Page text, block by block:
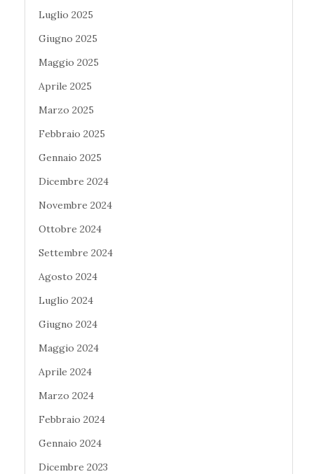
Luglio 2025
Giugno 2025
Maggio 2025
Aprile 2025
Marzo 2025
Febbraio 2025
Gennaio 2025
Dicembre 2024
Novembre 2024
Ottobre 2024
Settembre 2024
Agosto 2024
Luglio 2024
Giugno 2024
Maggio 2024
Aprile 2024
Marzo 2024
Febbraio 2024
Gennaio 2024
Dicembre 2023